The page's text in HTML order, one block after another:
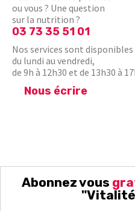
ou vous ? Une question
sur la nutrition ?
03 73 35 51 01
Nos services sont disponibles
du lundi au vendredi,
de 9h à 12h30 et de 13h30 à
Nous écrire
Abonnez vous